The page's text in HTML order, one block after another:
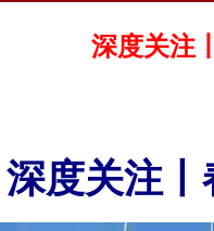
深度关注
深度关注